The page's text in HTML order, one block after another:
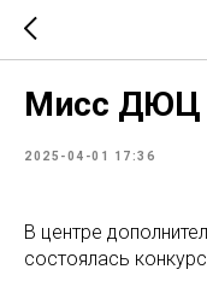
Мисс ДЮЦ
2025-04-01 17:36
В центре
состоялась